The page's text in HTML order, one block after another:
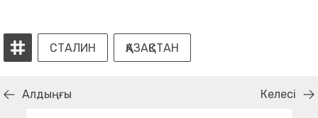
СТАЛИН ҚАЗАҚСТАН
Алдыңғы Келесі